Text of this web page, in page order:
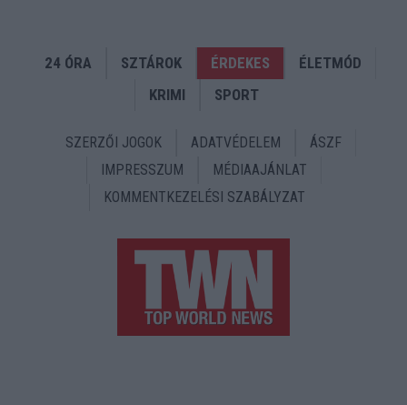
24 ÓRA SZTÁROK ÉRDEKES
ÉLETMÓD
KRIMI
SPORT
SZERZŐI JOGOK ADATVÉDELEM
ÁSZF
IMPRESSZUM
MÉDIAAJÁNLAT
KOMMENTKEZELÉSI SZABÁLYZAT